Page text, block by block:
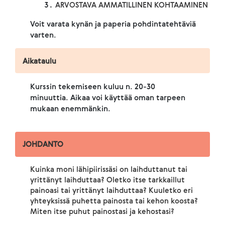
ARVOSTAVA AMMATILLINEN KOHTAAMINEN
Voit varata kynän ja paperia pohdintatehtäviä
varten.
Aikataulu
Kurssin tekemiseen kuluu n. 20-30
minuuttia. Aikaa voi käyttää oman tarpeen
mukaan enemmänkin.
JOHDANTO
Kuinka moni lähipiirissäsi on laihduttanut tai
yrittänyt laihduttaa? Oletko itse tarkkaillut
painoasi tai yrittänyt laihduttaa? Kuuletko eri
yhteyksissä puhetta painosta tai kehon koosta?
Miten itse puhut painostasi ja kehostasi?